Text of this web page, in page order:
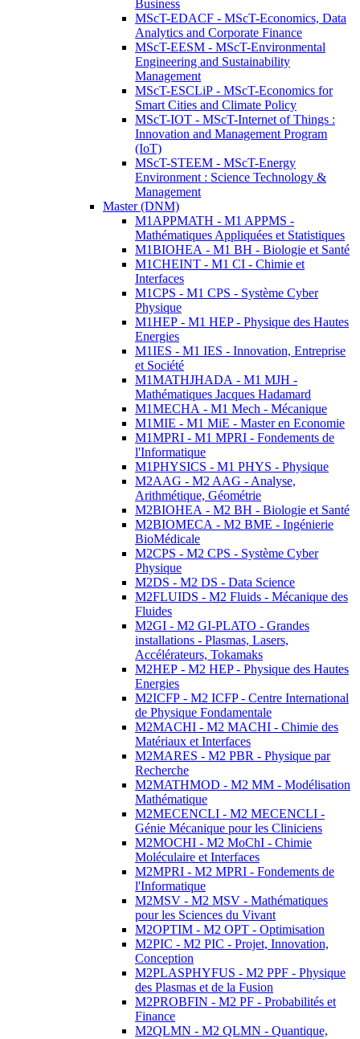
Business
MScT-EDACF - MScT-Economics, Data
Analytics and Corporate Finance
MScT-EESM - MScT-Environmental
Engineering and Sustainability
Management
MScT-ESCLiP - MScT-Economics for
Smart Cities and Climate Policy
MScT-IOT - MScT-Internet of Things :
Innovation and Management Program
(IoT)
MScT-STEEM - MScT-Energy
Environment : Science Technology &
Management
Master (DNM)
M1APPMATH - M1 APPMS -
Mathématiques Appliquées et Statistiques
M1BIOHEA - M1 BH - Biologie et Santé
M1CHEINT - M1 CI - Chimie et
Interfaces
M1CPS - M1 CPS - Système Cyber
Physique
M1HEP - M1 HEP - Physique des Hautes
Energies
M1IES - M1 IES - Innovation, Entreprise
et Société
M1MATHJHADA - M1 MJH -
Mathématiques Jacques Hadamard
M1MECHA - M1 Mech - Mécanique
M1MIE - M1 MiE - Master en Economie
M1MPRI - M1 MPRI - Fondements de
l'Informatique
M1PHYSICS - M1 PHYS - Physique
M2AAG - M2 AAG - Analyse,
Arithmétique, Géométrie
M2BIOHEA - M2 BH - Biologie et Santé
M2BIOMECA - M2 BME - Ingénierie
BioMédicale
M2CPS - M2 CPS - Système Cyber
Physique
M2DS - M2 DS - Data Science
M2FLUIDS - M2 Fluids - Mécanique des
Fluides
M2GI - M2 GI-PLATO - Grandes
installations - Plasmas, Lasers,
Accélérateurs, Tokamaks
M2HEP - M2 HEP - Physique des Hautes
Energies
M2ICFP - M2 ICFP - Centre International
de Physique Fondamentale
M2MACHI - M2 MACHI - Chimie des
Matériaux et Interfaces
M2MARES - M2 PBR - Physique par
Recherche
M2MATHMOD - M2 MM - Modélisation
Mathématique
M2MECENCLI - M2 MECENCLI -
Génie Mécanique pour les Cliniciens
M2MOCHI - M2 MoChI - Chimie
Moléculaire et Interfaces
M2MPRI - M2 MPRI - Fondements de
l'Informatique
M2MSV - M2 MSV - Mathématiques
pour les Sciences du Vivant
M2OPTIM - M2 OPT - Optimisation
M2PIC - M2 PIC - Projet, Innovation,
Conception
M2PLASPHYFUS - M2 PPF - Physique
des Plasmas et de la Fusion
M2PROBFIN - M2 PF - Probabilités et
Finance
M2QLMN - M2 QLMN - Quantique,